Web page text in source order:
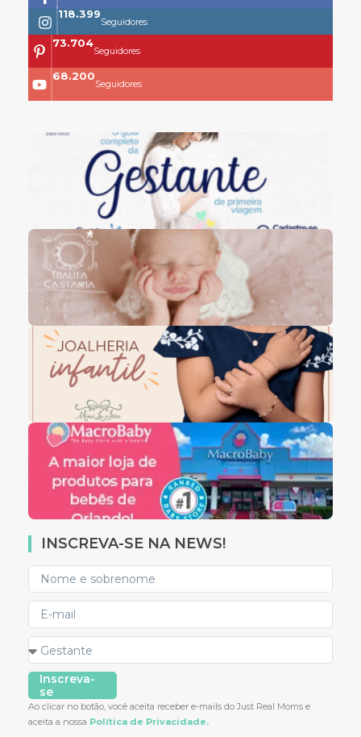
118.399
Seguidores
73.704
Seguidores
68.200
Seguidores
INSCREVA-SE NA NEWS!
Inscreva-
se
Ao clicar no botão, você aceita receber e-mails do Just Real Moms e
aceita a nossa Política de Privacidade.